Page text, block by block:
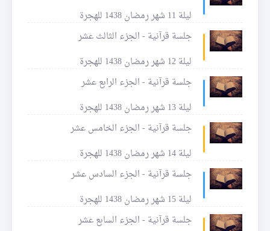
ليلة 11 شهر رمضان 1438 للهجرة
جلسة قرآنية - الجزء الثالث عشر
ليلة 12 شهر رمضان 1438 للهجرة
جلسة قرآنية - الجزء الرابع عشر
ليلة 13 شهر رمضان 1438 للهجرة
جلسة قرآنية - الجزء الخامس عشر
ليلة 14 شهر رمضان 1438 للهجرة
جلسة قرآنية - الجزء السادس عشر
ليلة 15 شهر رمضان 1438 للهجرة
جلسة قرآنية - الجزء السابع عشر